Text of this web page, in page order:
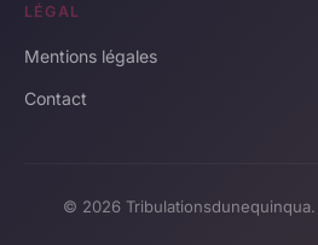
LÉGAL
Mentions légales
Contact
© 2026